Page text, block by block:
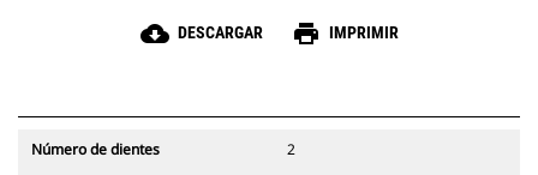
cloud_download DESCARGAR print IMPRIMIR
Número de dientes 2